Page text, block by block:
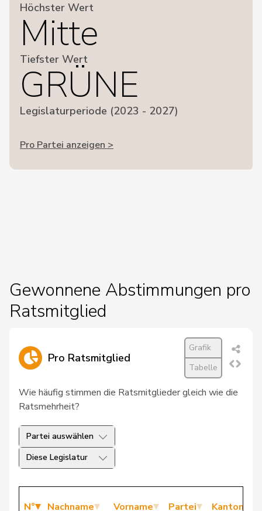
Höchster Wert
Mitte
Tiefster Wert
GRÜNE
Legislaturperiode (2023 - 2027)
Pro Partei anzeigen >
Gewonnene Abstimmungen pro
Ratsmitglied
Pro Ratsmitglied
Grafik
Tabelle
Wie häufig stimmen die Ratsmitglieder gleich wie die
Ratsmehrheit?
Partei auswählen
Diese Legislatur
N° Nachname Vorname Partei Kanton